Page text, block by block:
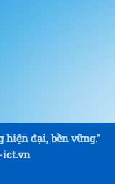
hiện đại, bền vững."
ict.vn